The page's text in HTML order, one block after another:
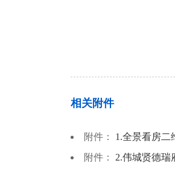
相关附件
附件： 1.全景看房二
附件： 2.伟城贤德瑞